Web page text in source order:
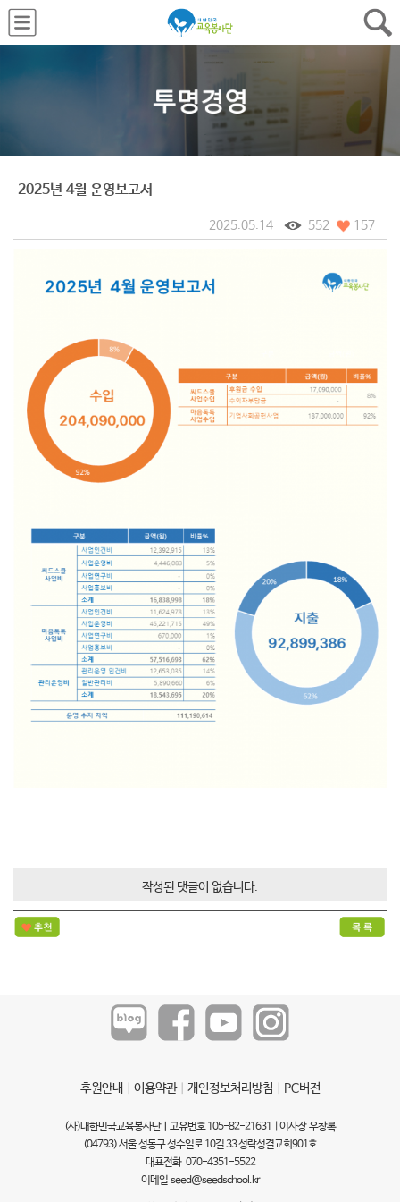
2025년 4월 운영보고서
2025.05.14 552 157
작성된 댓글이 없습니다.
후원안내 이용약관ㅣ 개인정보처리방침 PC버전
(사)대한민국교육봉사단ㅣ고유번호 105-82-21631 | 이사장 우창록
(04793) 서울 성동구 성수일로 10길 33 성락성결교회901호
대표전화 070-4351-5522
이메일 seed@seedschool.kr